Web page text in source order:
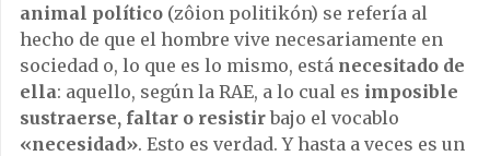
animal político (zôion politikón) se refería al
hecho de que el hombre vive necesariamente en
sociedad o, lo que es lo mismo, está necesitado de
ella: aquello, según la RAE, a lo cual es imposible
sustraerse, faltar o resistirbajo el vocablo
«necesidad». Esto es verdad. Y hasta a veces es un